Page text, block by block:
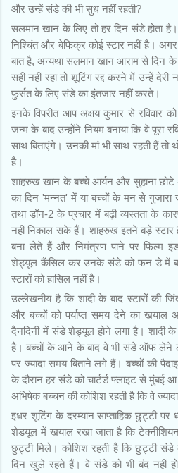
और उन्हें संडे की भी सुध नहीं रहती?
सलमान खान के लिए तो हर दिन संडे होता
निश्चिंत और बेफिक्र कोई स्टार नहीं है।
बात है, अन्यथा सलमान खान आराम से दिन के
सही नहीं रहा तो शूटिंग रद्द करने में उन्हें
फुर्सत के लिए संडे का इंतजार नहीं करते।
इनके विपरीत आप अक्षय कुमार से
जन्म के बाद उन्होंने नियम बनाया कि वे पूरा
साथ बिताएंगे। उनकी मां भी साथ रहती हैं तो
है।
शाहरुख खान के बच्चे आर्यन और सुहाना
का दिन 'मन्नत' में या बच्चों के मन से गुजारा
तथा डॉन-2 के प्रचार में बढ़ी व्यस्तता के
नहीं निकाल सके हैं। शाहरुख इतने बड़े स्टार
बना लेते हैं और निमंत्रण पाने पर फिल्म
शेड्यूल कैंसिल कर उनके संडे को फन डे में
स्टारों को हासिल नहीं है।
उल्लेखनीय है कि शादी के बाद स्टारों की
और बच्चों को पर्याप्त समय देने का
दैनदिनी में संडे शेड्यूल होने लगा है। शादी के
है। बच्चों के आने के बाद वे भी संडे ऑफ लेने
पर ज्यादा समय बिताने लगे हैं। बच्चों की
के दौरान हर संडे को चार्टर्ड फ्लाइट से
अभिषेक बच्चन की कोशिश रहती है कि वे
इधर शूटिंग के दरम्यान साप्ताहिक छुट्टी पर
शेडयूल में खयाल रखा जाता है कि
छुट्टी मिले। कोशिश रहती है कि छुट्टी संडे
दिन खुले रहते हैं। वे संडे को भी बंद नहीं